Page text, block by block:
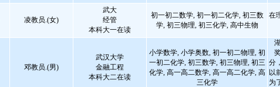
凌教员.(女)
武大
经管
本科大一在读
初一初二数学, 初一初二化学, 初三数
学, 初三物理, 初三化学, 高中生物
在
邓教员.(男)
武汉大学
金融工程
本科大二在读
小学数学, 小学奥数, 初一初二物理, 初
一初二化学, 初三数学, 初三物理, 初三
化学, 高一高二数学, 高一高二化学, 高
三化学
分
以
为